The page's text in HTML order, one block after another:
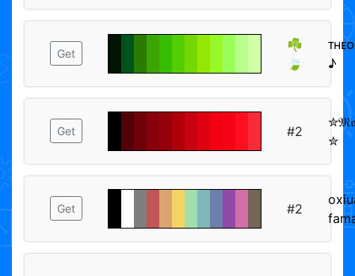
Get
☘
🍃
♪
Get #2
✮
Get #2